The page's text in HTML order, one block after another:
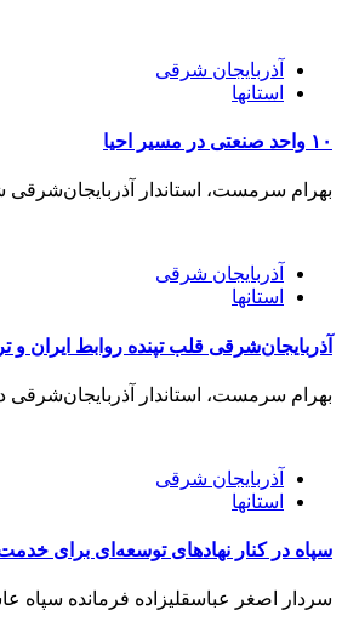
آذربایجان شرقی
استانها
۱۰ واحد صنعتی در مسیر احیا
بهرام سرمست، استاندار
آذربایجان شرقی
استانها
آذربایجان‌شرقی قلب تپنده روابط ایران و
بهرام سرمست، استاندار
آذربایجان شرقی
استانها
سپاه در کنار نهادهای توسعه‌ای برای
سردار اصغر عباسقلیزاده فرمانده سپاه